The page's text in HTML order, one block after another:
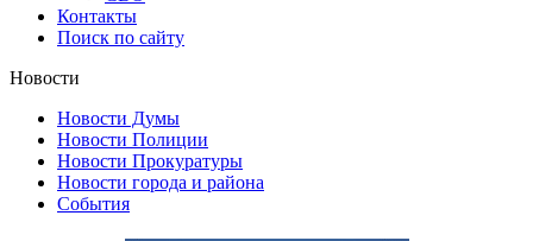
Контакты
Поиск по сайту
Новости
Новости Думы
Новости Полиции
Новости Прокуратуры
Новости города и района
События